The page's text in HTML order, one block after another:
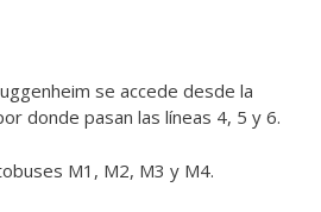
se accede desde la
donde pasan las líneas 4, 5 y 6.
M1, M2, M3 y M4.